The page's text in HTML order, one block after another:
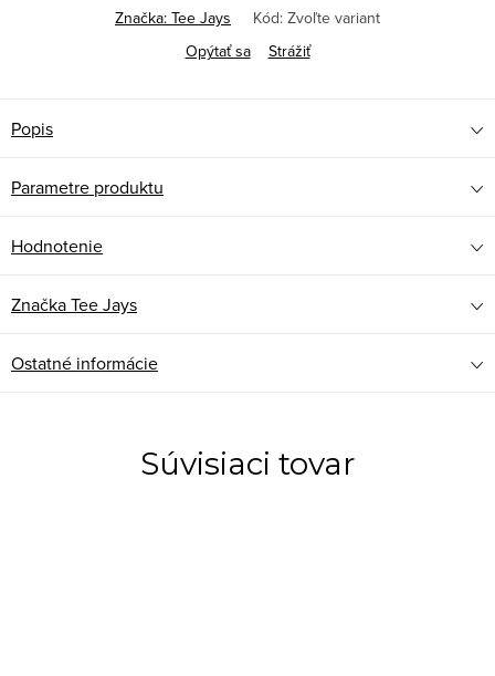
Značka: Tee Jays Kód: Zvoľte variant
Opýtať sa
Strážiť
Popis
Parametre produktu
Hodnotenie
ZnačkaTee Jays
Ostatné informácie
Súvisiaci tovar